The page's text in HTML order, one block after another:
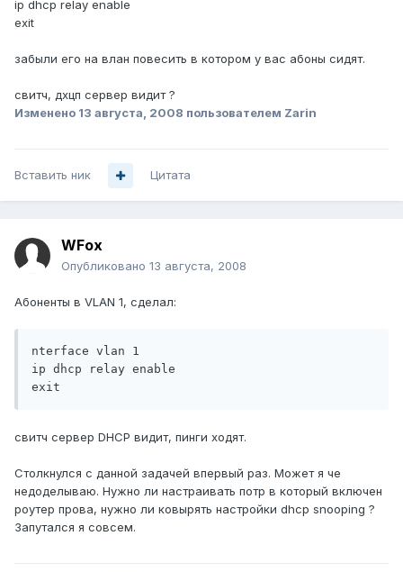
ip dhcp relay enable
exit
забыли его на влан повесить в котором у вас абоны сидят.
свитч, дхцп сервер видит ?
Изменено 13 августа, 2008 пользователем Zarin
Вставить ник Цитата
WFox
Опубликовано 13 августа, 2008
Абоненты в VLAN 1, сделал:
nterface vlan 1
ip dhcp relay enable
exit
свитч сервер DHCP видит, пинги ходят.
Столкнулся с данной задачей впервый раз. Может я че
недоделываю. Нужно ли настраивать потр в который включен
роутер прова, нужно ли ковырять настройки dhcp snooping ?
Запутался я совсем.